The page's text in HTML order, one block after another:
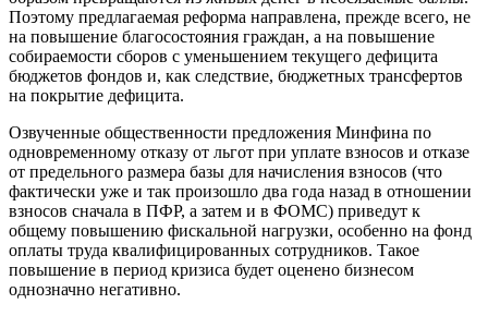
Поэтому предлагаемая реформа направлена, прежде всего, не
на повышение благосостояния граждан, а на повышение
собираемости сборов с уменьшением текущего дефицита
бюджетов фондов и, как следствие, бюджетных трансфертов
на покрытие дефицита.
Озвученные общественности предложения Минфина по
одновременному отказу от льгот при уплате взносов и отказе
от предельного размера базы для начисления взносов (что
фактически уже и так произошло два года назад в отношении
взносов сначала в ПФР, а затем и в ФОМС) приведут к
общему повышению фискальной нагрузки, особенно на фонд
оплаты труда квалифицированных сотрудников. Такое
повышение в период кризиса будет оценено бизнесом
однозначно негативно.